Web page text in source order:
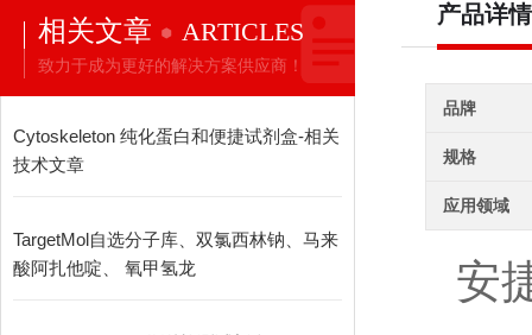
相关文章 ARTICLES
致力于成为更好的解决方案供应商！
Cytoskeleton 纯化蛋白和便捷试剂盒-相关
技术文章
TargetMol自选分子库、双氯西林钠、马来
酸阿扎他啶、 氧甲氢龙
产品详情
品牌
规格
应用领域
安